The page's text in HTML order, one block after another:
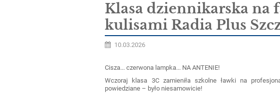
Klasa dziennikarska na
kulisami Radia Plus
10.03.2026
Cisza... czerwona lampka... NA ANTENIE!
Wczoraj klasa 3C zamieniła szkolne ławki na
powiedziane – było niesamowicie!